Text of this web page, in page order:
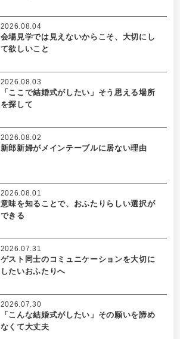
会場見学では見えないからこそ、大切にし
て欲しいこと
2026.08.04
「ここで結婚式がしたい」そう思える場所
を探して
2026.08.03
新郎新婦がメインテーブルに居ない理由
2026.08.02
意味を知ることで、おふたりらしい選択が
できる
2026.08.01
ゲスト同士のコミュニケーションを大切に
したいおふたりへ
2026.07.31
「こんな結婚式がしたい」その願いを諦め
なくて大丈夫
2026.07.30